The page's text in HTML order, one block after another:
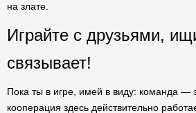
на злате.
Играйте с друзьями,
связывает!
Пока ты в игре, имей в виду: команда —
кооперация здесь действительно